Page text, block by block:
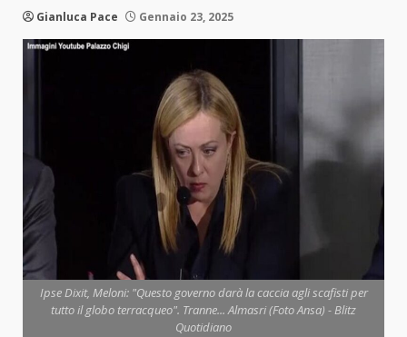
Gianluca Pace Gennaio 23, 2025
Ipse Dixit, Meloni: "Questo governo darà la caccia agli scafisti per
tutto il globo terracqueo". Tranne... Almasri (Foto Ansa) - Blitz
Quotidiano